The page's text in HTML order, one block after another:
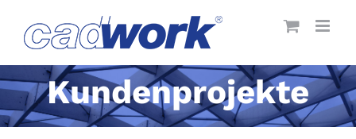
content
Kundenprojekte